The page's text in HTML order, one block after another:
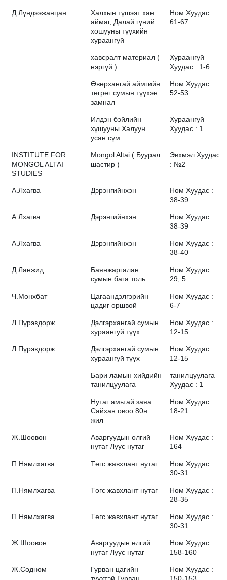
Д.Лүндээжанцан
Халхын түшээт хан
аймаг, Далай гүний
хошууны түүхийн
хураангуй
Ном Хуудас :
61-67
хавсралт материал (
нэргүй )
Хураангуй
Хуудас : 1-6
Өвөрхангай аймгийн
төгрөг сумын түүхэн
замнал
Ном Хуудас :
52-53
Илдэн бэйлийн
хүшууны Халуун
усан сүм
Хураангуй
Хуудас : 1
INSTITUTE FOR
MONGOL ALTAI
STUDIES
Mongol Altai ( Буурал
шастир )
Эвхмэл Хуудас
: №2
А.Лхагва Дэрэнгийнхэн
Ном Хуудас :
38-39
А.Лхагва Дэрэнгийнхэн
Ном Хуудас :
38-39
А.Лхагва Дэрэнгийнхэн
Ном Хуудас :
38-40
Д.Ланжид
Баянжаргалан
сумын бага толь
Ном Хуудас :
29, 5
Ч.Мөнхбат
Цагаандэлгэрийн
цадиг оршвой
Ном Хуудас :
6-7
Л.Пүрэвдорж
Дэлгэрхангай сумын
хураангуй түүх
Ном Хуудас :
12-15
Л.Пүрэвдорж
Дэлгэрхангай сумын
хураангуй түүх
Ном Хуудас :
12-15
Бари ламын хийдийн
танилцуулага
танилцуулага
Хуудас : 1
Нутаг амьтай заяа
Сайхан овоо 80н
жил
Ном Хуудас :
18-21
Ж.Шоовон
Аваргуудын өлгий
нутаг Луус нутаг
Ном Хуудас :
164
П.Нямлхагва Төгс жавхлант нутаг
Ном Хуудас :
30-31
П.Нямлхагва Төгс жавхлант нутаг
Ном Хуудас :
28-35
П.Нямлхагва Төгс жавхлант нутаг
Ном Хуудас :
30-31
Ж.Шоовон
Аваргуудын өлгий
нутаг Луус нутаг
Ном Хуудас :
158-160
Ж.Содном
Гурван цагийн
түүхтэй Гурван
Ном Хуудас :
150-153